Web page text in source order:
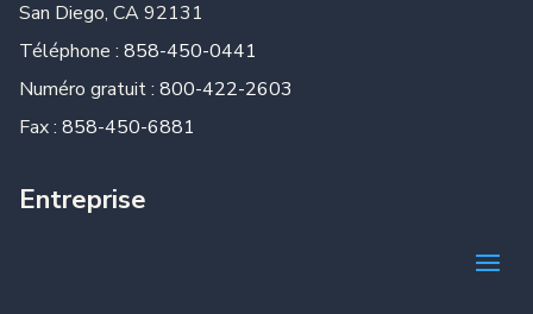
San Diego, CA 92131
Téléphone : 858-450-0441
Numéro gratuit : 800-422-2603
Fax : 858-450-6881
Entreprise